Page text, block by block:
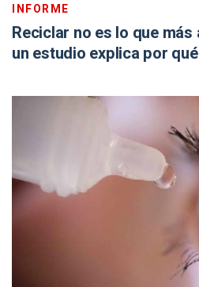
INFORME
Reciclar no es lo que
un estudio explica por qué